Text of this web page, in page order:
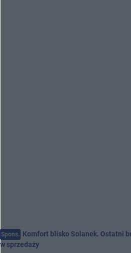
Spons. Komfort blisko Solanek. Ostatni
w sprzedaży